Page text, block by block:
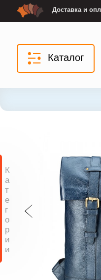
Доставка и
Каталог
К
а
т
е
г
о
р
и
и